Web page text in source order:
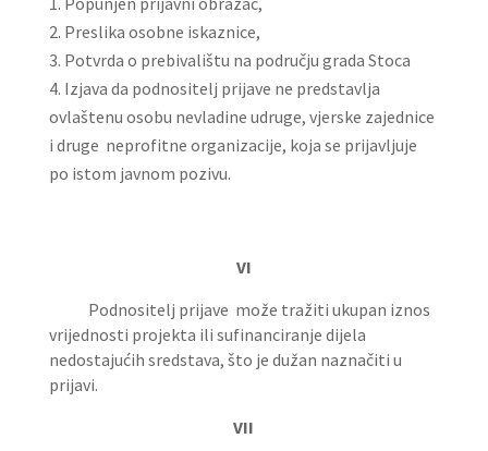
Preslika osobne iskaznice,
Potvrda o prebivalištu na području grada Stoca
Izjava da podnositelj prijave ne predstavlja
ovlaštenu osobu nevladine udruge, vjerske zajednice
i druge neprofitne organizacije, koja se prijavljuje
po istom javnom pozivu.
VI
Podnositelj prijave može tražiti ukupan iznos
vrijednosti projekta ili sufinanciranje dijela
nedostajućih sredstava, što je dužan naznačiti u
prijavi.
VII